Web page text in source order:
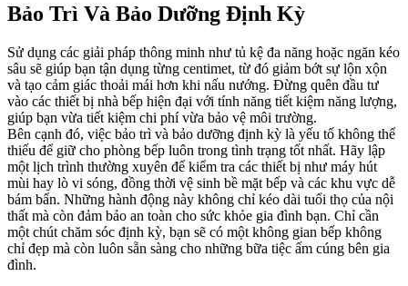
Bảo Trì Và Bảo Dưỡng Định Kỳ
Sử dụng các giải pháp thông minh như tủ kệ đa năng hoặc ngăn kéo
sâu sẽ giúp bạn tận dụng từng centimet, từ đó giảm bớt sự lộn xộn
và tạo cảm giác thoải mái hơn khi nấu nướng. Đừng quên đầu tư
vào các thiết bị nhà bếp hiện đại với tính năng tiết kiệm năng lượng,
giúp bạn vừa tiết kiệm chi phí vừa bảo vệ môi trường.
Bên cạnh đó, việc bảo trì và bảo dưỡng định kỳ là yếu tố không thể
thiếu để giữ cho phòng bếp luôn trong tình trạng tốt nhất. Hãy lập
một lịch trình thường xuyên để kiểm tra các thiết bị như máy hút
mùi hay lò vi sóng, đồng thời vệ sinh bề mặt bếp và các khu vực dễ
bám bẩn. Những hành động này không chỉ kéo dài tuổi thọ của nội
thất mà còn đảm bảo an toàn cho sức khỏe gia đình bạn. Chỉ cần
một chút chăm sóc định kỳ, bạn sẽ có một không gian bếp không
chỉ đẹp mà còn luôn sẵn sàng cho những bữa tiệc ấm cúng bên gia
đình.